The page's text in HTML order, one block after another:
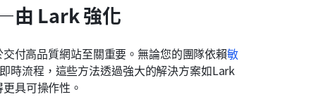
由 Lark 強化
付高品質網站至關重要。無論您的團隊依賴敏
時流程，這些方法透過強大的解決方案如Lark
具可操作性。